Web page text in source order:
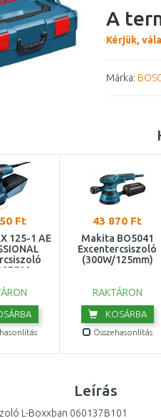
A
Kérjük,
Márka:
Ft
125-1 AE
43 870 Ft
Makita BO5041
Excentercsiszoló
(300W/125mm)
RAKTÁRON
KOSÁRBA
Összehasonlítás
Leírás
L-Boxxban 060137B101